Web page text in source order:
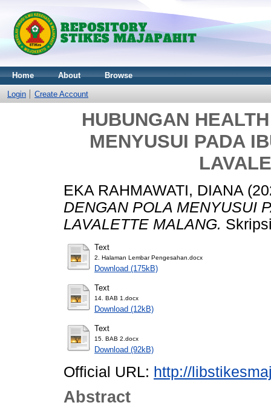
Home About Browse
Login Create Account
HUBUNGAN
MENYUSUI PADA
EKA RAHMAWATI, DIANA
DENGAN POLA MENYUSUI
LAVALETTE MALANG.
Text
2. Halaman Lembar Pengesahan.docx
Download (175kB)
Text
14. BAB 1.docx
Download (12kB)
Text
15. BAB 2.docx
Download (92kB)
Official URL: http://
Abstract